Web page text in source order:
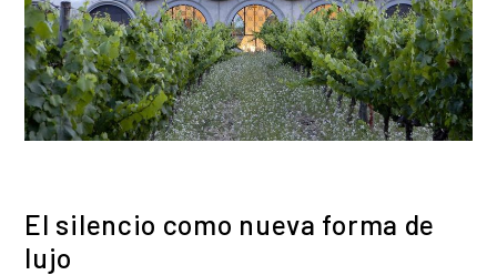
El silencio como nueva forma de
lujo